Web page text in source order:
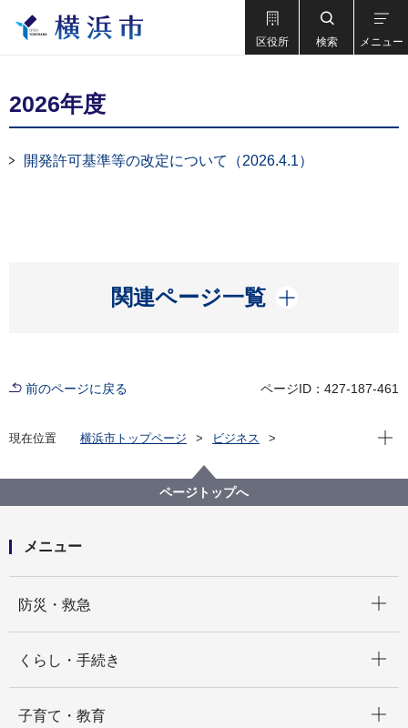
区役所 検索 メニュー
2026年度
開発許可基準等の改定について（2026.4.1）
関連ページ一覧
開く
前のページに戻る ページID：427-187-461
現在位置 横浜市トップページ
ビジネス
宅地開発関連手続・法令・許認可
基準・取扱い改定履歴
2026年度
現在
ページトップへ
メニュー
防災・救急
くらし・手続き
子育て・教育